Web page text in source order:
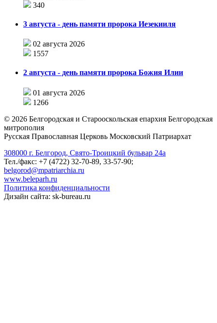
340
3 августа - день памяти пророка Иезекииля
02 августа 2026
1557
2 августа - день памяти пророка Божия Илии
01 августа 2026
1266
© 2026 Белгородская и Старооскольская епархия Белгородская
митрополия
Русская Православная Церковь Московский Патриархат
308000 г. Белгород, Свято-Троицкий бульвар 24а
Тел./факс: +7 (4722) 32-70-89, 33-57-90;
belgorod@mpatriarchia.ru
www.beleparh.ru
Политика конфиденциальности
Дизайн сайта: sk-bureau.ru